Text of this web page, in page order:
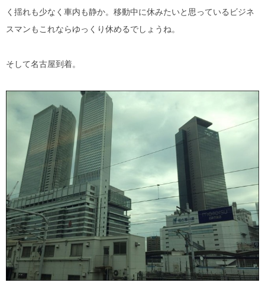
く揺れも少なく車内も静か。移動中に休みたいと思っているビジネ
スマンもこれならゆっくり休めるでしょうね。
そして名古屋到着。